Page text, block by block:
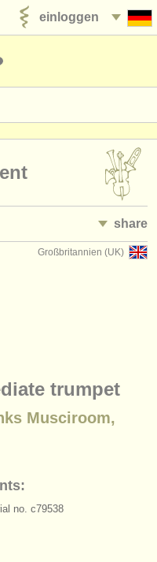
einloggen
share
Großbritannien (UK)
trumpet
Musciroom,
no. c79538